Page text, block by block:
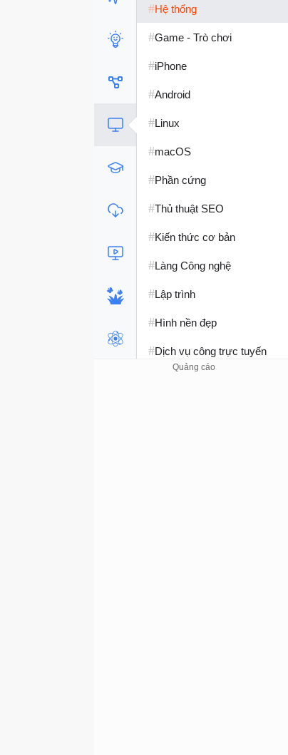
#Hệ thống
#Game - Trò chơi
#iPhone
#Android
#Linux
#macOS
#Phần cứng
#Thủ thuật SEO
#Kiến thức cơ bản
#Làng Công nghệ
#Lập trình
#Hình nền đẹp
#Dịch vụ công trực tuyến